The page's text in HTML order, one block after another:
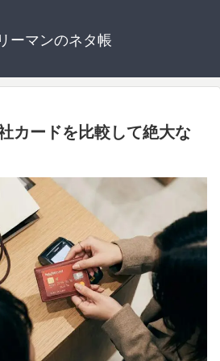
ーマンのネタ帳
カードを比較して絶大な